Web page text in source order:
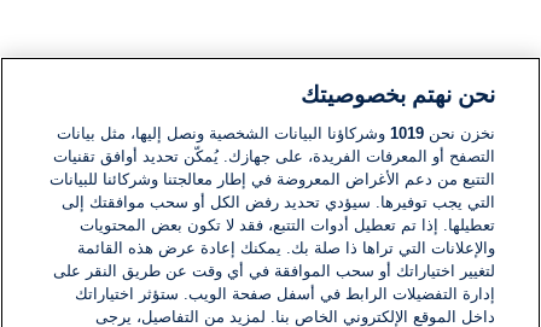
نحن نهتم بخصوصيتك
نخزن نحن1019 وشركاؤنا البيانات الشخصية ونصل إليها، مثل بيانات
التصفح أو المعرفات الفريدة، على جهازك. يُمكّن تحديد أوافق تقنيات
التتبع من دعم الأغراض المعروضة في إطار معالجتنا وشركائنا للبيانات
التي يجب توفيرها. سيؤدي تحديد رفض الكل أو سحب موافقتك إلى
تعطيلها. إذا تم تعطيل أدوات التتبع، فقد لا تكون بعض المحتويات
والإعلانات التي تراها ذا صلة بك. يمكنك إعادة عرض هذه القائمة
لتغيير اختياراتك أو سحب الموافقة في أي وقت عن طريق النقر على
إدارة التفضيلات الرابط في أسفل صفحة الويب. ستؤثر اختياراتك
داخل الموقع الإلكتروني الخاص بنا. لمزيد من التفاصيل، يرجى